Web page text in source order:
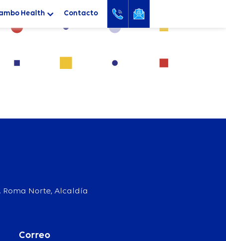
Health Contacto
Roma Norte, Alcaldía
Correo